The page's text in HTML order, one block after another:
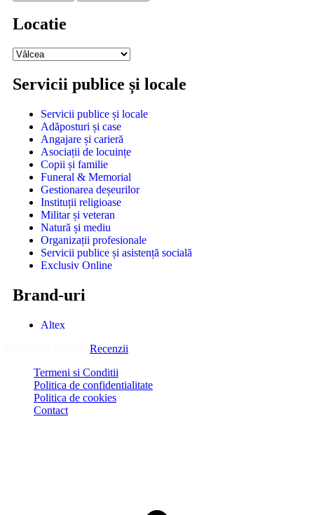
Locatie
Servicii publice și locale
Servicii publice și locale
Adăposturi și case
Angajare și carieră
Asociații de locuințe
Copii și familie
Funeral & Memorial
Gestionarea deșeurilor
Instituții religioase
Militar și veteran
Natură și mediu
Organizații profesionale
Servicii publice și asistență socială
Exclusiv Online
Brand-uri
Altex
Recenzii
Termeni si Conditii
Politica de confidentialitate
Politica de cookies
Contact